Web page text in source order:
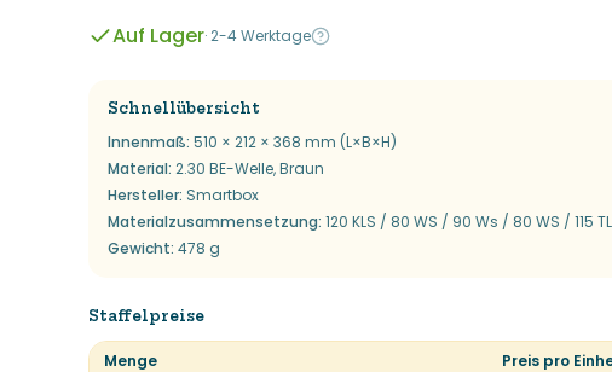
Auf Lager· 2-4 Werktage
Schnellübersicht
Innenmaß: 510 × 212 × 368 mm (L×B×H)
Material: 2.30 BE-Welle, Braun
Hersteller: Smartbox
Materialzusammensetzung: 120 KLS / 80 WS / 90 Ws / 80 WS / 115 TL
Gewicht: 478 g
Staffelpreise
Menge Preis pro